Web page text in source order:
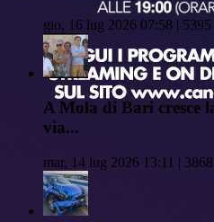
gio, 16 lug 2026 07:58 | 5395
A Mola di Bari cresce
via...
mar, 14 lug 2026 13:11 |